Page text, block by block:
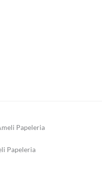
Papeleria
Papeleria